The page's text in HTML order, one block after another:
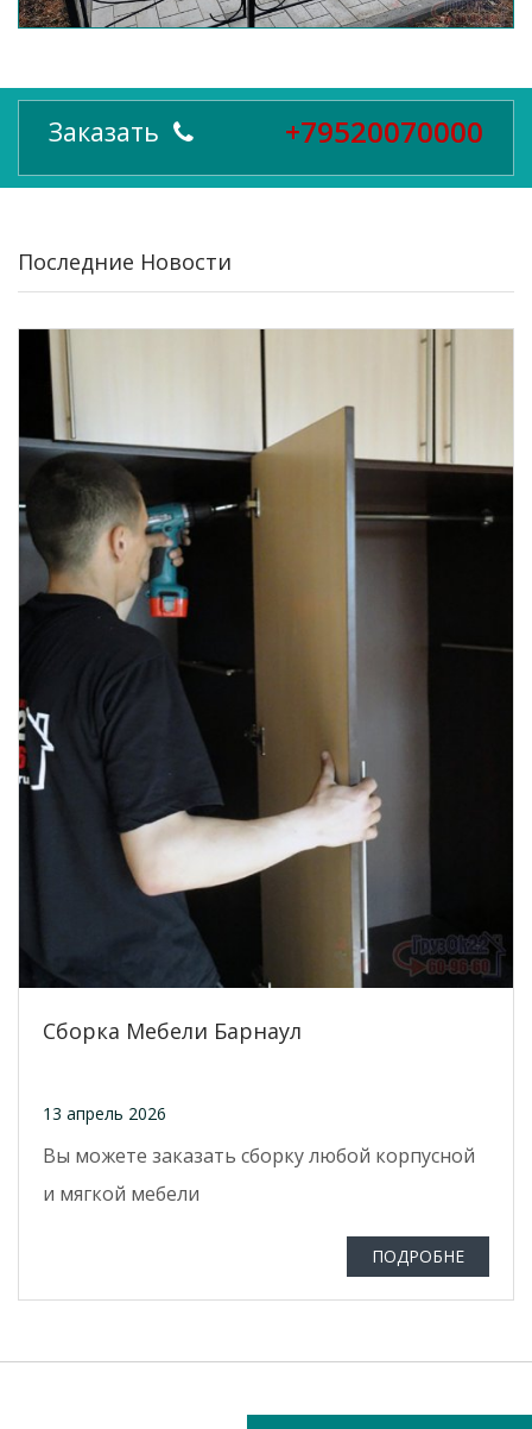
Заказать +79520070000
Последние Новости
Сборка Мебели Барнаул
13 апрель 2026
Вы можете заказать сборку любой корпусной
и мягкой мебели
ПОДРОБНЕ